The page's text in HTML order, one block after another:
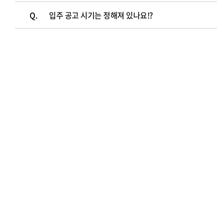
Q. 입주 공고 시기는 정해져 있나요!?